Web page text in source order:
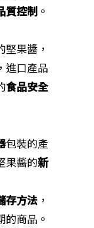
質控制 。
果醬，
進口產品
食品安全
包裝的產
果醬的新
存方法 ，
商品。